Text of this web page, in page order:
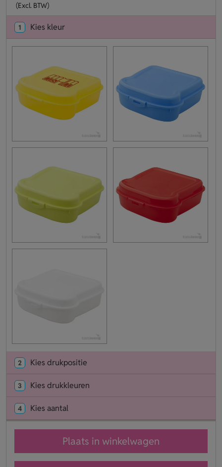
(Excl. BTW)
1 Kies kleur
2 Kies drukpositie
3 Kies drukkleuren
4 Kies aantal
Plaats in winkelwagen